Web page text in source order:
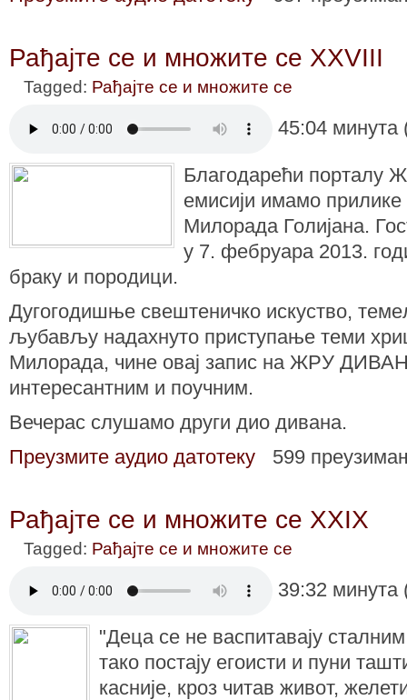
Рађајте се и множите се XXVIII
Tagged: Рађајте се и множите се
45:04
Благодарећи порталу
емисији имамо прилике
Милорада Голијана.
у 7. фебруара 2013.
браку и породици.
Дугогодишње свештеничко искуство,
љубављу надахнуто приступање теми
Милорада, чине овај запис на ЖРУ
интересантним и поучним.
Вечерас слушамо други дио дивана.
Преузмите аудио датотеку
599
Рађајте се и множите се XXIX
Tagged: Рађајте се и множите се
39:32
"Деца се не васпитавају
тако постају егоисти и пуни
касније, кроз читав живот,